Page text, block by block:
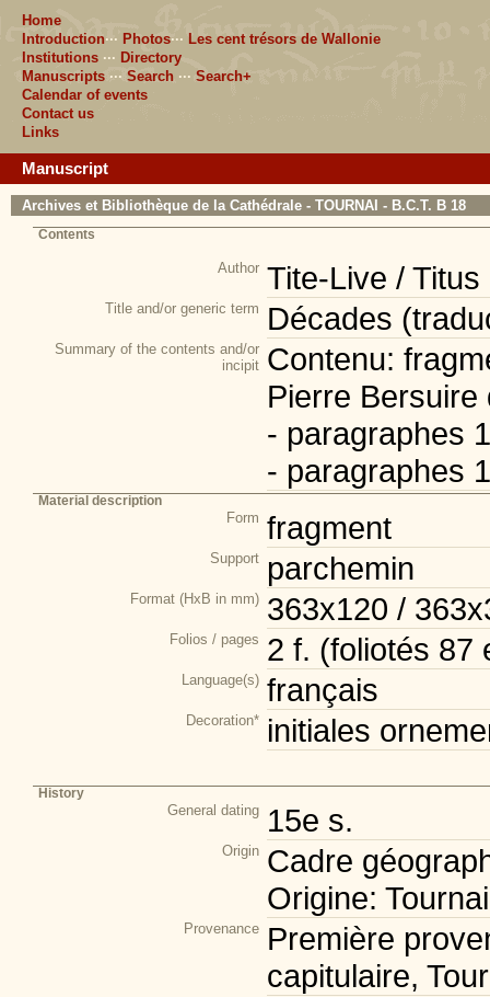
Home
Introduction··· Photos··· Les cent trésors de Wallonie
Institutions ··· Directory
Manuscripts ··· Search ··· Search+
Calendar of events
Contact us
Links
Manuscript
Archives et Bibliothèque de la Cathédrale - TOURNAI - B.C.T. B 18
Contents
Author Tite-Live / Titus
Title and/or generic term Décades
Summary of the contents and/or
incipit Contenu:
Pierre Bersuire
- paragraphes
- paragraphes
Material description
Form fragment
Support parchemin
Format (HxB in mm) 363x120 /
Folios / pages 2 f. (foliotés 87
Language(s) français
Decoration* initiales
History
General dating 15e s.
Origin Cadre
Origine: Tournai
Provenance Première
capitulaire,